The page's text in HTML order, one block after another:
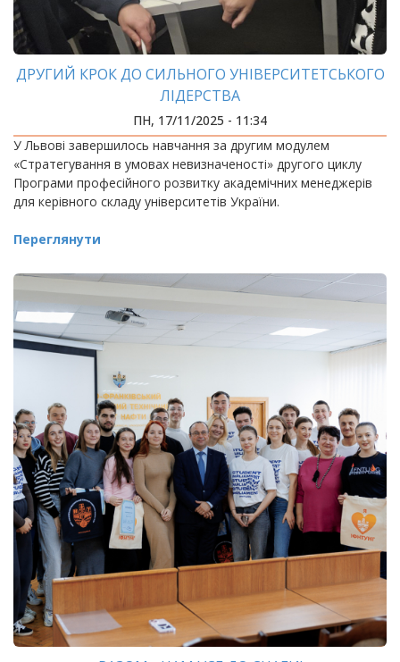
ДРУГИЙ КРОК ДО СИЛЬНОГО УНІВЕРСИТЕТСЬКОГО
ЛІДЕРСТВА
ПН, 17/11/2025 - 11:34
У Львові завершилось навчання за другим модулем
«Стратегування в умовах невизначеності» другого циклу
Програми професійного розвитку академічних менеджерів
для керівного складу університетів України.
Переглянути